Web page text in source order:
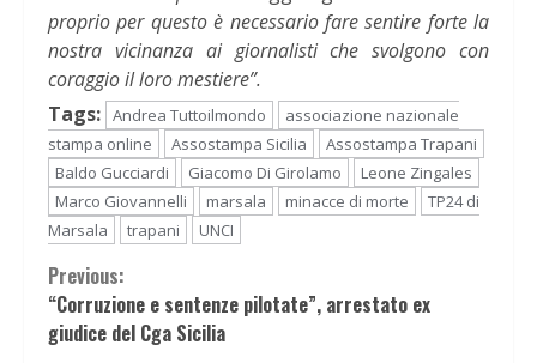
proprio per questo è necessario fare sentire forte la
nostra vicinanza ai giornalisti che svolgono con
coraggio il loro mestiere”.
Tags: Andrea Tuttoilmondo
associazione nazionale
stampa online
Assostampa Sicilia
Assostampa Trapani
Baldo Gucciardi
Giacomo Di Girolamo
Leone Zingales
Marco Giovannelli
marsala minacce di morte
TP24 di
Marsala
trapani UNCI
Continue
Reading
Previous:
“Corruzione e sentenze pilotate”, arrestato ex
giudice del Cga Sicilia